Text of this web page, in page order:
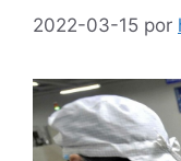
2022-03-15 por